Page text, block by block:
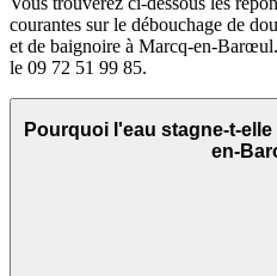
courantes sur le débouchage de
et de baignoire à Marcq-en-
le 09 72 51 99 85.
Pourquoi l'eau stagne-t-
en-